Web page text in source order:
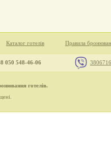
Каталог готелів Правила
050 548-46-06
готелів.